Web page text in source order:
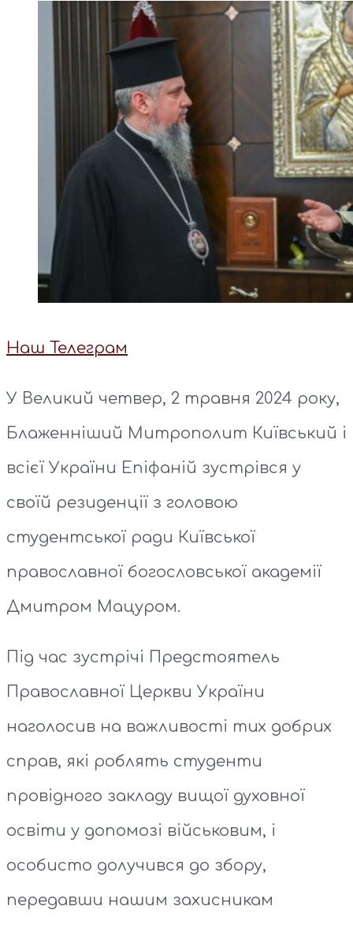
Наш Телеграм
У Великий четвер, 2 травня 2024 року,
Блаженніший Митрополит Київський і
всієї України Епіфаній зустрівся у
своїй резиденції з головою
студентської ради Київської
православної богословської академії
Дмитром Мацуром.
Під час зустрічі Предстоятель
Православної Церкви України
наголосив на важливості тих добрих
справ, які роблять студенти
провідного закладу вищої духовної
освіти у допомозі військовим, і
особисто долучився до збору,
передавши нашим захисникам